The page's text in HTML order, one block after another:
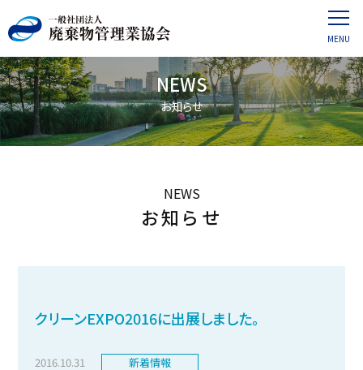
NEWS
お知らせ
NEWS
お知らせ
クリーンEXPO2016に出展しました。
2016.10.31 新着情報